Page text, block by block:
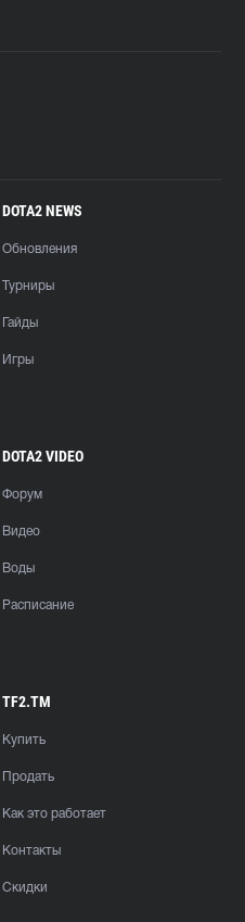
DOTA2 NEWS
Обновления
Турниры
Гайды
Игры
DOTA2 VIDEO
Форум
Видео
Воды
Расписание
TF2.TM
Купить
Продать
Как это работает
Контакты
Скидки